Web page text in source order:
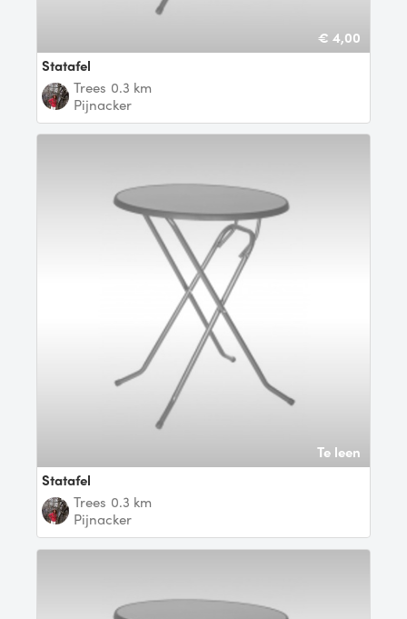
€ 4,00
statafel
Trees 0.3 km
Pijnacker
Te leen
Statafel
Trees 0.3 km
Pijnacker